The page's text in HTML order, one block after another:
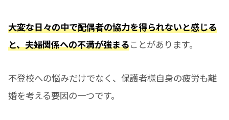
大変な日々の中で配偶者の協力を得られないと感じる
と、夫婦関係への不満が強まることがあります。
不登校への悩みだけでなく、保護者様自身の疲労も離
婚を考える要因の一つです。